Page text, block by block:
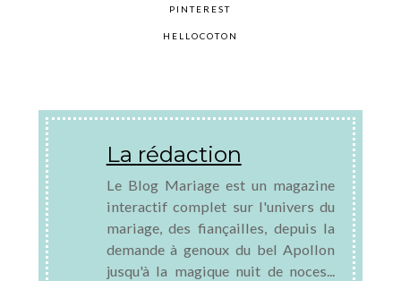
PINTEREST
HELLOCOTON
La rédaction
Le Blog Mariage est un magazine
interactif complet sur l'univers du
mariage, des fiançailles, depuis la
demande à genoux du bel Apollon
jusqu'à la magique nuit de noces...